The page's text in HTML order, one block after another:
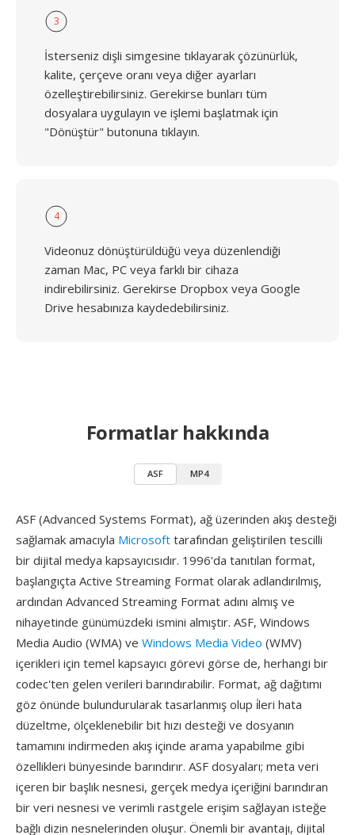
3
İsterseniz dişli simgesine tıklayarak çözünürlük,
kalite, çerçeve oranı veya diğer ayarları
özelleştirebilirsiniz. Gerekirse bunları tüm
dosyalara uygulayın ve işlemi başlatmak için
"Dönüştür" butonuna tıklayın.
4
Videonuz dönüştürüldüğü veya düzenlendiği
zaman Mac, PC veya farklı bir cihaza
indirebilirsiniz. Gerekirse Dropbox veya Google
Drive hesabınıza kaydedebilirsiniz.
Formatlar hakkında
ASF MP4
ASF (Advanced Systems Format), ağ üzerinden akış desteği
sağlamak amacıyla Microsoft tarafından geliştirilen tescilli
bir dijital medya kapsayıcısıdır. 1996'da tanıtılan format,
başlangıçta Active Streaming Format olarak adlandırılmış,
ardından Advanced Streaming Format adını almış ve
nihayetinde günümüzdeki ismini almıştır. ASF, Windows
Media Audio (WMA) ve Windows Media Video (WMV)
içerikleri için temel kapsayıcı görevi görse de, herhangi bir
codec'ten gelen verileri barındırabilir. Format, ağ dağıtımı
göz önünde bulundurularak tasarlanmış olup i̇leri hata
düzeltme, ölçeklenebilir bit hızı desteği ve dosyanın
tamamını indirmeden akış içinde arama yapabilme gibi
özellikleri bünyesinde barındırır. ASF dosyaları; meta veri
içeren bir başlık nesnesi, gerçek medya içeriğini barındıran
bir veri nesnesi ve verimli rastgele erişim sağlayan isteğe
bağlı dizin nesnelerinden oluşur. Önemli bir avantajı, dijital